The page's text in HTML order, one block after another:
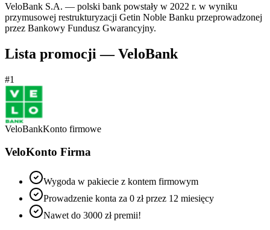
VeloBank S.A. — polski bank powstały w 2022 r. w wyniku
przymusowej restrukturyzacji Getin Noble Banku przeprowadzonej
przez Bankowy Fundusz Gwarancyjny.
Lista promocji —VeloBank
#1
VeloBankKonto firmowe
VeloKonto Firma
Wygoda w pakiecie z kontem firmowym
Prowadzenie konta za 0 zł przez 12 miesięcy
Nawet do 3000 zł premii!